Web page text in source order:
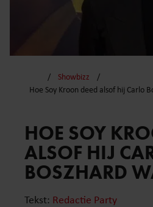
Showbizz
Hoe Soy Kroon deed alsof hij Carlo
HOE SOY
ALSOF HIJ
BOSZHARD
Tekst: Redactie Party